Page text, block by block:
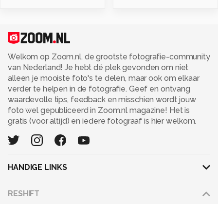
Welkom op Zoom.nl, de grootste fotografie-community
van Nederland! Je hebt dé plek gevonden om niet
alleen je mooiste foto's te delen, maar ook om elkaar
verder te helpen in de fotografie. Geef en ontvang
waardevolle tips, feedback en misschien wordt jouw
foto wel gepubliceerd in Zoom.nl magazine! Het is
gratis (voor altijd) en iedere fotograaf is hier welkom.
HANDIGE LINKS
RESHIFT